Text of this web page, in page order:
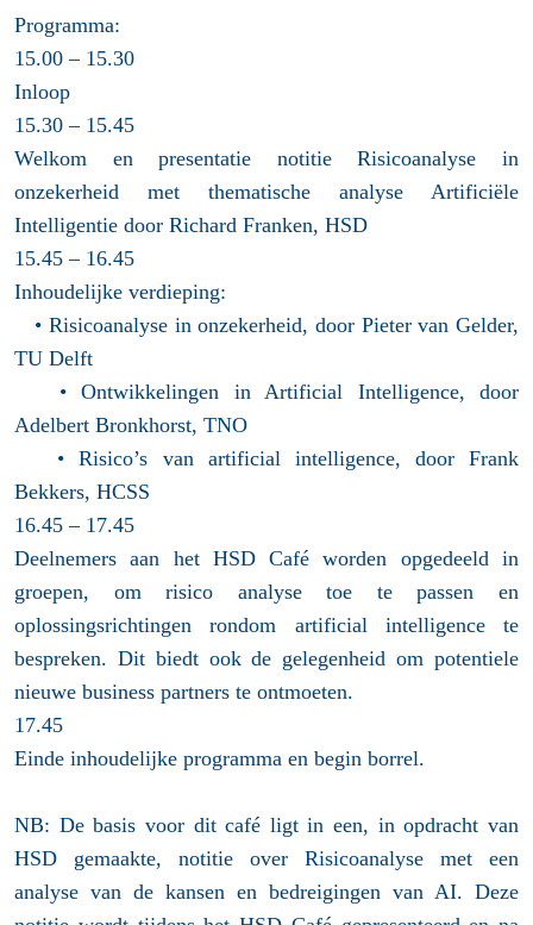
Programma:
15.00 – 15.30
Inloop
15.30 – 15.45
Welkom en presentatie notitie Risicoanalyse in
onzekerheid met thematische analyse Artificiële
Intelligentie door Richard Franken, HSD
15.45 – 16.45
Inhoudelijke verdieping:
• Risicoanalyse in onzekerheid, door Pieter van Gelder,
TU Delft
• Ontwikkelingen in Artificial Intelligence, door
Adelbert Bronkhorst, TNO
• Risico’s van artificial intelligence, door Frank
Bekkers, HCSS
16.45 – 17.45
Deelnemers aan het HSD Café worden opgedeeld in
groepen, om risico analyse toe te passen en
oplossingsrichtingen rondom artificial intelligence te
bespreken. Dit biedt ook de gelegenheid om potentiele
nieuwe business partners te ontmoeten.
17.45
Einde inhoudelijke programma en begin borrel.
NB: De basis voor dit café ligt in een, in opdracht van
HSD gemaakte, notitie over Risicoanalyse met een
analyse van de kansen en bedreigingen van AI. Deze